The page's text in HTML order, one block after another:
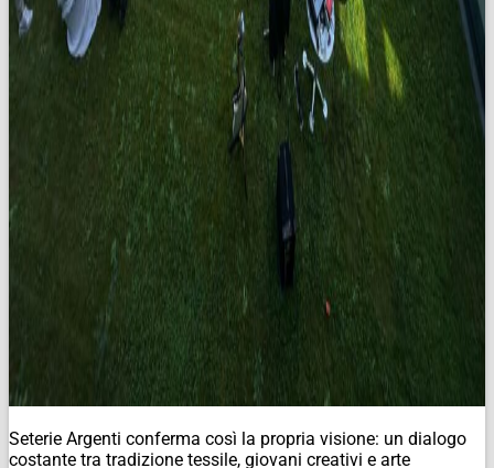
Seterie Argenti conferma così la propria visione: un dialogo
costante tra tradizione tessile, giovani creativi e arte